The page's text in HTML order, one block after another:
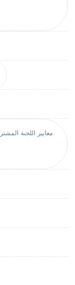
معايير اللجنة